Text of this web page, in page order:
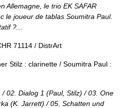
Allemagne, le trio EK SAFAR
le joueur de tablas Soumitra Paul.
?...
71114 / DistrArt
Stilz : clarinette / Soumitra Paul :
02. Dialog 1 (Paul, Stilz) / 03. One
(K. Jarrett) / 05. Schatten und